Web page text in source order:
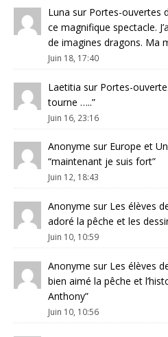
Luna sur Portes-ouvertes
ce magnifique spectacle.
de imagines dragons. Ma
Juin 18, 17:40
Laetitia sur Portes-
tourne …..”
Juin 16, 23:16
Anonyme sur Europe et
“maintenant je suis fort”
Juin 12, 18:43
Anonyme sur Les élèves
adoré la pêche et les
Juin 10, 10:59
Anonyme sur Les élèves
bien aimé la pêche et
Anthony”
Juin 10, 10:56